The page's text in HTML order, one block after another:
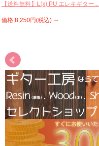
【送料無料】L(x) PU エレキギター...
価格:8,250円(税込) ～